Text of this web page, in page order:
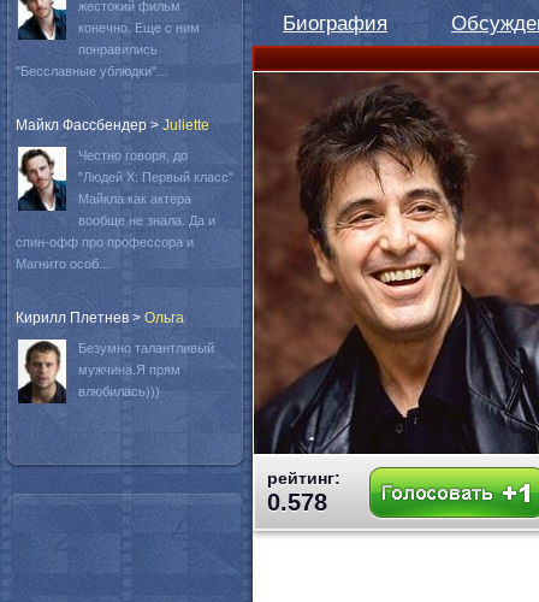
Биография
рейтинг:
0.578
жестокий фильм
конечно. Еще с ним
понравились
"Бесславные ублюдки"...
Майкл Фассбендер > Juliette
Честно говоря, до
"Людей Х: Первый класс"
Майкла как актера
вообще не знала. Да и
спин-офф про профессора и
Магнито особ...
Кирилл Плетнев > Oльга
Безумно талантливый
мужчина.Я прям
влюбилась)))